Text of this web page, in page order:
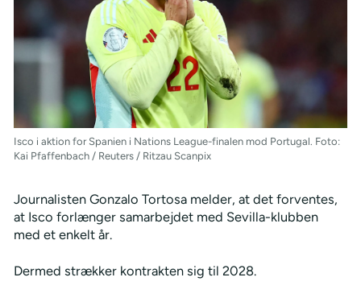
Isco i aktion for Spanien i Nations League-finalen mod Portugal. Foto:
Kai Pfaffenbach / Reuters / Ritzau Scanpix
Journalisten Gonzalo Tortosa melder, at det forventes,
at Isco forlænger samarbejdet med Sevilla-klubben
med et enkelt år.
Dermed strækker kontrakten sig til 2028.